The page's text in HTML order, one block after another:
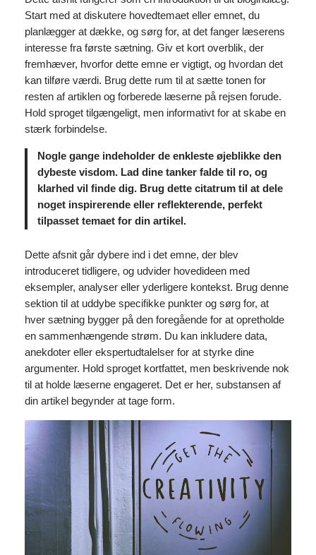
Start med at diskutere hovedtemaet eller emnet, du
planlægger at dække, og sørg for, at det fanger læserens
interesse fra første sætning. Giv et kort overblik, der
fremhæver, hvorfor dette emne er vigtigt, og hvordan det
kan tilføre værdi. Brug dette rum til at sætte tonen for
resten af artiklen og forberede læserne på rejsen forude.
Hold sproget tilgængeligt, men informativt for at skabe en
stærk forbindelse.
Nogle gange indeholder de enkleste øjeblikke den
dybeste visdom. Lad dine tanker falde til ro, og
klarhed vil finde dig. Brug dette citatrum til at dele
noget inspirerende eller reflekterende, perfekt
tilpasset temaet for din artikel.
Dette afsnit går dybere ind i det emne, der blev
introduceret tidligere, og udvider hovedideen med
eksempler, analyser eller yderligere kontekst. Brug denne
sektion til at uddybe specifikke punkter og sørg for, at
hver sætning bygger på den foregående for at opretholde
en sammenhængende strøm. Du kan inkludere data,
anekdoter eller ekspertudtalelser for at styrke dine
argumenter. Hold sproget kortfattet, men beskrivende nok
til at holde læserne engageret. Det er her, substansen af
din artikel begynder at tage form.